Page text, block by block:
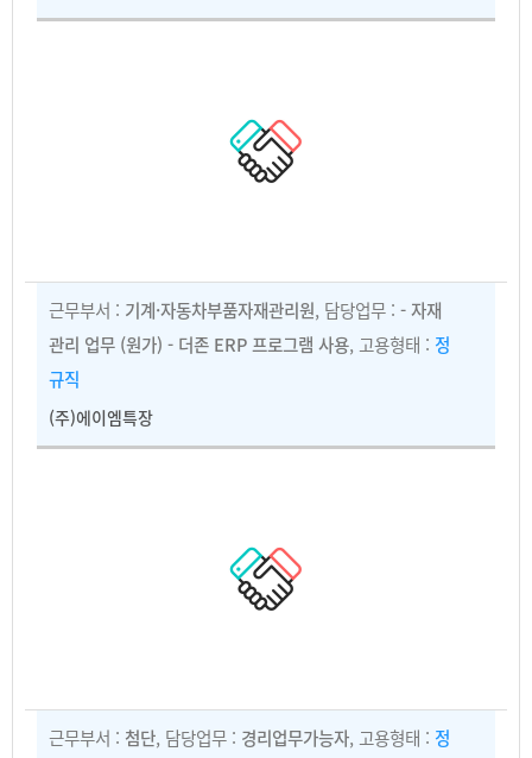
근무부서 : 기계·자동차부품자재관리원, 담당업무 : - 자재
관리 업무 (원가) - 더존 ERP 프로그램 사용, 고용형태 : 정
규직
(주)에이엠특장
근무부서 : 첨단, 담당업무 : 경리업무가능자, 고용형태 : 정